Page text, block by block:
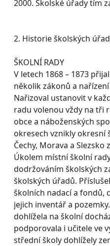
2000. Školské úřady tím
2. Historie školských
ŠKOLNÍ RADY
V letech 1868 – 1873
několik zákonů a
Nařizoval ustanovit v
radu volenou vždy na tři
obce a náboženských
okresech vznikly okresní
Čechy, Morava a Slezsko
Úkolem místní školní
dodržováním školských
školských úřadů.
školních nadací a fondů,
jejich inventář a
dohlížela na školní
podporovala i učitele ve
střední školy dohlížely